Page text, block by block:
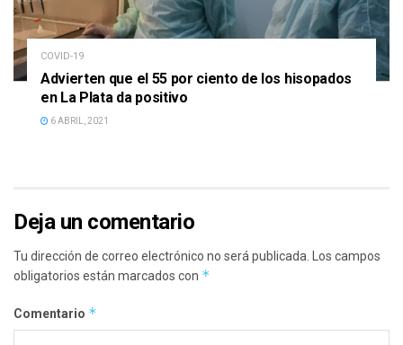
COVID-19
Advierten que el 55 por ciento de los hisopados
en La Plata da positivo
6 ABRIL, 2021
Deja un comentario
Tu dirección de correo electrónico no será publicada. Los campos
obligatorios están marcados con *
Comentario *